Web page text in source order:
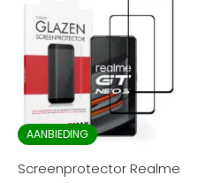
AANBIEDING
Screenprotector Realme